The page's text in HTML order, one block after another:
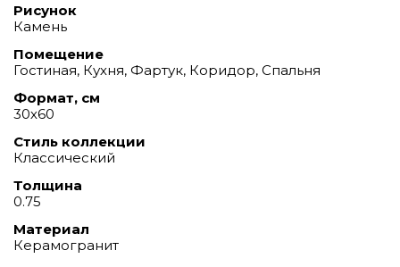
Рисунок
Камень
Помещение
Гостиная, Кухня, Фартук, Коридор, Спальня
Формат, см
30х60
Стиль коллекции
Классический
Толщина
0.75
Материал
Керамогранит